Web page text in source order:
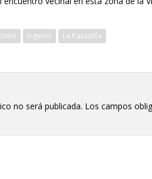
Ingenio La Pasadilla
no será publicada. Los campos